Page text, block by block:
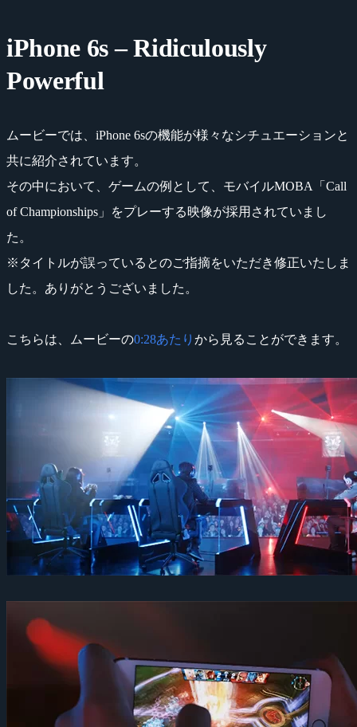
iPhone 6s – Ridiculously
Powerful
ムービーでは、iPhone 6sの機能が様々なシチュエーションと
共に紹介されています。
その中において、ゲームの例として、モバイルMOBA「Call
of Championships」をプレーする映像が採用されていまし
た。
※タイトルが誤っているとのご指摘をいただき修正いたしま
した。ありがとうございました。
こちらは、ムービーの0:28あたり から見ることができます。